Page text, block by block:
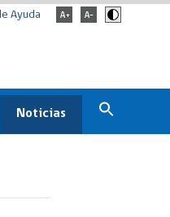
Ayuda
Noticias
Archivo de noticias